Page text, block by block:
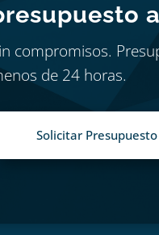
compromisos.
de 24 horas.
Solicitar Presupuesto